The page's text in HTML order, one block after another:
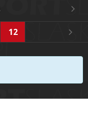
12